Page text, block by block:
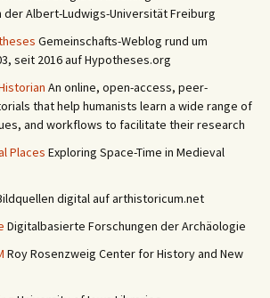
der Albert-Ludwigs-Universität Freiburg
Gemeinschafts-Weblog rund um
seit 2016 auf Hypotheses.org
An online, open-access, peer-
that help humanists learn a wide range of
and workflows to facilitate their research
Places Exploring Space-Time in Medieval
digital auf arthistoricum.net
Digitalbasierte Forschungen der Archäologie
Roy Rosenzweig Center for History and New